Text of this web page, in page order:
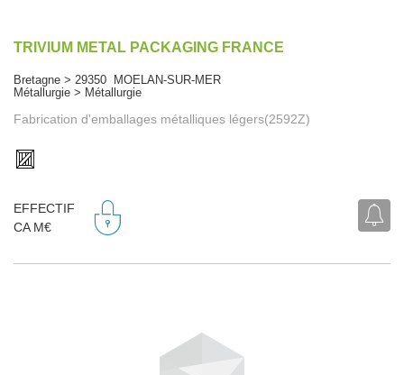
TRIVIUM METAL PACKAGING FRANCE
Bretagne > 29350 MOELAN-SUR-MER
Métallurgie > Métallurgie
Fabrication d'emballages métalliques légers(2592Z)
EFFECTIF
CA M€